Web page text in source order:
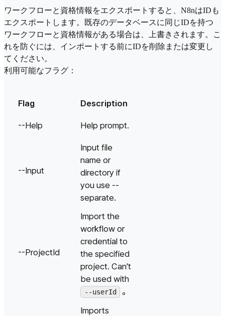
ワークフローと資格情報をエクスポートすると、N8nはIDも
エクスポートします。既存のデータベースに同じIDを持つ
ワークフローと資格情報がある場合は、上書きされます。こ
れを防ぐには、インポートする前にIDを削除または変更し
てください。
利用可能なフラグ：
Flag Description
--Help Help prompt.
--Input
Input file
name or
directory if
you use --
separate.
--ProjectId
Import the
workflow or
credential to
the specified
project. Can't
be used with
--userId 。
Imports